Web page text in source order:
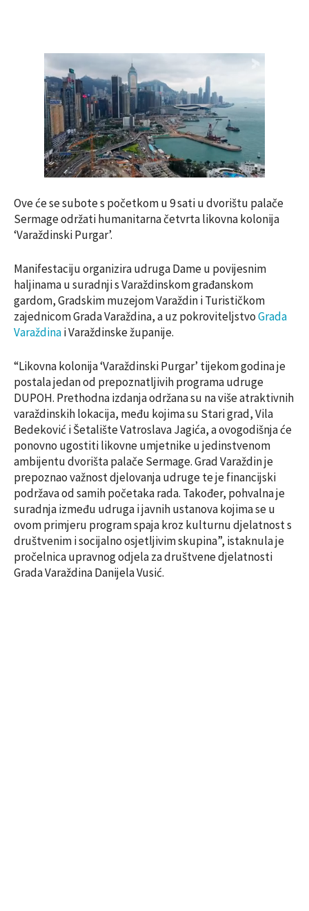
Ove će se subote s početkom u 9 sati u dvorištu palače
Sermage održati humanitarna četvrta likovna kolonija
‘Varaždinski Purgar’.
Manifestaciju organizira udruga Dame u povijesnim
haljinama u suradnji s Varaždinskom građanskom
gardom, Gradskim muzejom Varaždin i Turističkom
zajednicom Grada Varaždina, a uz pokroviteljstvoGrada
Varaždinai Varaždinske županije.
“Likovna kolonija ‘Varaždinski Purgar’ tijekom godina je
postala jedan od prepoznatljivih programa udruge
DUPOH. Prethodna izdanja održana su na više atraktivnih
varaždinskih lokacija, među kojima su Stari grad, Vila
Bedeković i Šetalište Vatroslava Jagića, a ovogodišnja će
ponovno ugostiti likovne umjetnike u jedinstvenom
ambijentu dvorišta palače Sermage. Grad Varaždin je
prepoznao važnost djelovanja udruge te je financijski
podržava od samih početaka rada. Također, pohvalna je
suradnja između udruga i javnih ustanova kojima se u
ovom primjeru program spaja kroz kulturnu djelatnost s
društvenim i socijalno osjetljivim skupina”, istaknula je
pročelnica upravnog odjela za društvene djelatnosti
Grada Varaždina Danijela Vusić.